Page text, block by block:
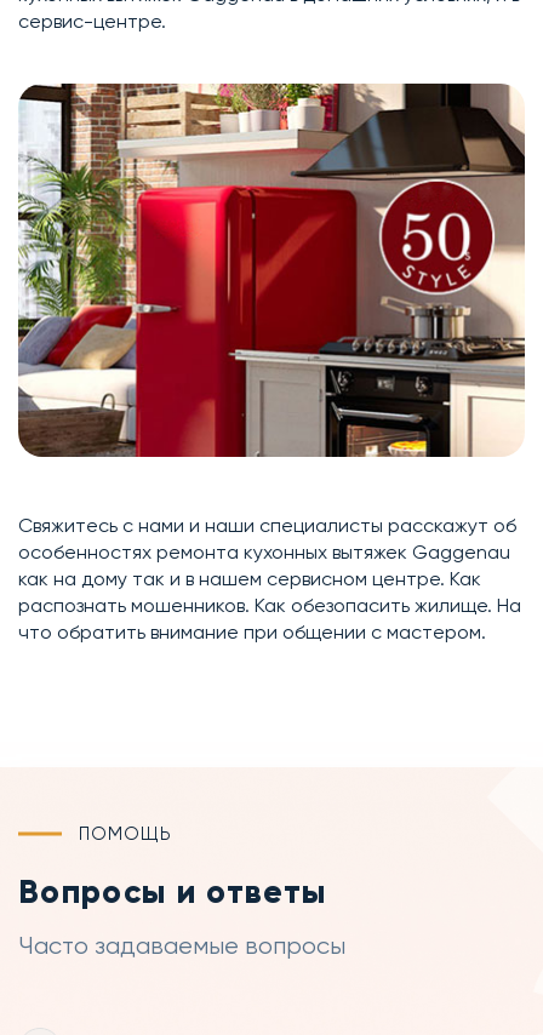
сервис-центре.
Свяжитесь с нами и наши специалисты расскажут об
особенностях ремонта кухонных вытяжек Gaggenau
как на дому так и в нашем сервисном центре. Как
распознать мошенников. Как обезопасить жилище. На
что обратить внимание при общении с мастером.
ПОМОЩЬ
Вопросы и ответы
Часто задаваемые вопросы